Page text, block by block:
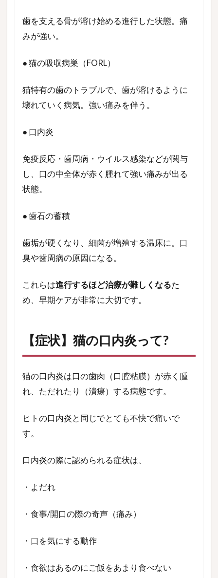
歯を支える骨が溶け始める進行した状態。痛
みが強い。
● 猫の吸収病巣（FORL）
猫特有の歯のトラブルで、歯が溶けるように
壊れていく病気。強い痛みを伴う。
● 口内炎
免疫反応・歯周病・ウイルス感染などが関与
し、口の中全体が赤く腫れて強い痛みが出る
状態。
● 歯石の蓄積
歯垢が硬くなり、細菌が増殖する温床に。口
臭や歯周病の原因になる。
これらは進行するほど治療が難しくなるた
め、早期ケアが非常に大切です。
【症状】猫の口内炎って?
猫の口内炎は口の歯肉（口腔粘膜）が赤く腫
れ、ただれたり（潰瘍）する病態です。
ヒトの口内炎と同じでとても不快で痛いで
す。
口内炎の際に認められる症状は、
・よだれ
・食事/開口の際の奇声（痛み）
・口を気にする動作
・食欲はあるのにご飯をあまり食べない